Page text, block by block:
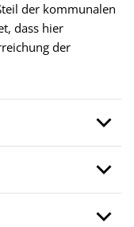
der kommunalen
dass hier
der